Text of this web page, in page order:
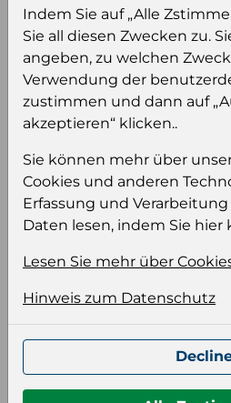
Sie müssen eingeloggt
sehen und/oder dieses
Einloggen
Produktinformation
Wählen Sie eine Sprache
Ihre Produktdatei aus
Indem Sie auf „Alle
Sie all diesen Zwecken zu.
angeben, zu welchen
Verwendung der
zustimmen und dann auf
akzeptieren“ klicken..
Sie können mehr über
Cookies und anderen
Erfassung und
Daten lesen, indem Sie hier
Lesen Sie mehr über
Hinweis zum Datenschutz